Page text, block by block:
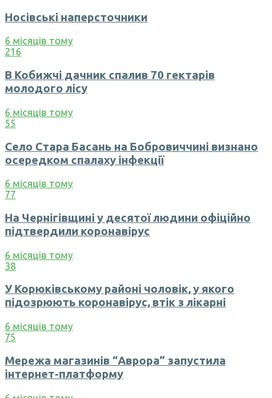
Носівські наперсточники
6 місяців тому
216
В Кобижчі дачник спалив 70 гектарів
молодого лісу
6 місяців тому
55
Село Стара Басань на Бобровиччині визнано
осередком спалаху інфекції
6 місяців тому
77
На Чернігівщині у десятої людини офіційно
підтвердили коронавірус
6 місяців тому
38
У Корюківському районі чоловік, у якого
підозрюють коронавірус, втік з лікарні
6 місяців тому
75
Мережа магазинів “Аврора” запустила
інтернет-платформу